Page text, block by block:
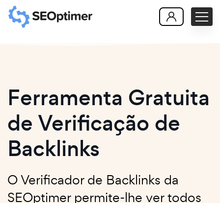
Ferramenta Gratuita
de Verificação de
Backlinks
O Verificador de Backlinks da
SEOptimer permite-lhe ver todos